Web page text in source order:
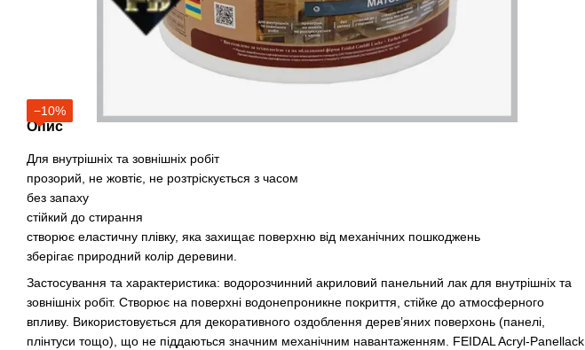
−10%
Опис
Для внутрішніх та зовнішніх робіт
прозорий, не жовтіє, не розтріскується з часом
без запаху
стійкий до стирання
створює еластичну плівку, яка захищає поверхню від механічних пошкоджень
зберігає природний колір деревини.
Застосування та характеристика: водорозчинний акриловий панельний лак для внутрішніх та
зовнішніх робіт. Створює на поверхні водонепроникне покриття, стійке до атмосферного
впливу. Використовується для декоративного оздоблення дерев’яних поверхонь (панелі,
плінтуси тощо), що не піддаються значним механічним навантаженням. FEIDAL Acryl-Panellack